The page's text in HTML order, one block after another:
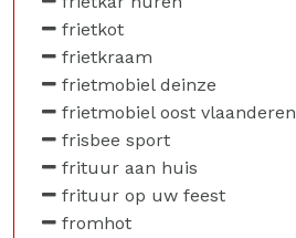
frietkot
frietkraam
frietmobiel deinze
frietmobiel oost vlaanderen
frisbee sport
frituur aan huis
frituur op uw feest
fromhot